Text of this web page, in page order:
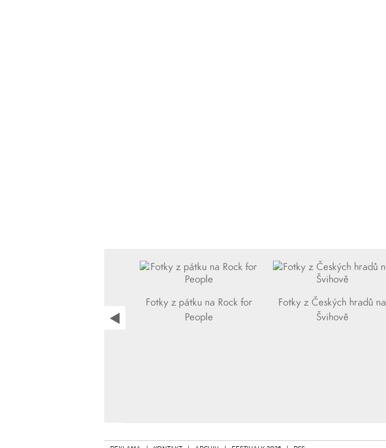
Fotky z pátku na Rock for
People
Fotky z Českých hradů na
Švihově